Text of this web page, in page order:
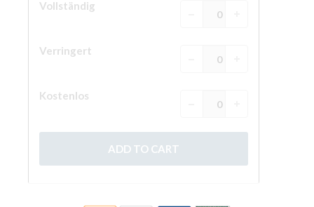
Only Tickets Fast Track Entrance
FRANÇAIS
ESPAÑOL